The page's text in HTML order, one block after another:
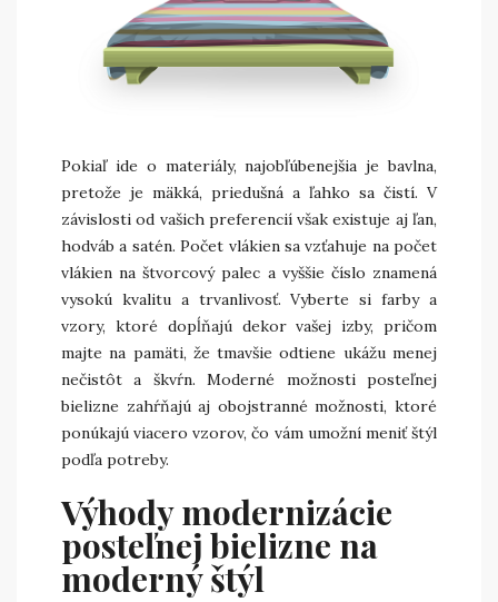
Pokiaľ ide o materiály, najobľúbenejšia je bavlna,
pretože je mäkká, priedušná a ľahko sa čistí. V
závislosti od vašich preferencií však existuje aj ľan,
hodváb a satén. Počet vlákien sa vzťahuje na počet
vlákien na štvorcový palec a vyššie číslo znamená
vysokú kvalitu a trvanlivosť. Vyberte si farby a
vzory, ktoré dopĺňajú dekor vašej izby, pričom
majte na pamäti, že tmavšie odtiene ukážu menej
nečistôt a škvŕn. Moderné možnosti posteľnej
bielizne zahŕňajú aj obojstranné možnosti, ktoré
ponúkajú viacero vzorov, čo vám umožní meniť štýl
podľa potreby.
Výhody modernizácie
posteľnej bielizne na
moderný štýl